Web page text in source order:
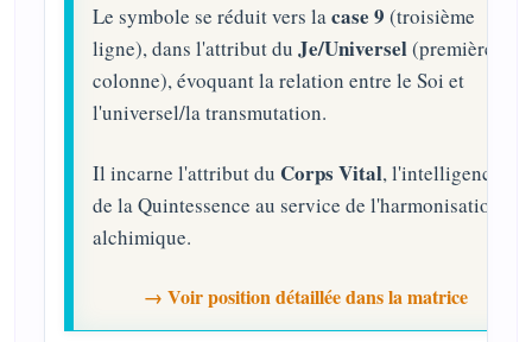
Le symbole se réduit vers lacase 9 (troisième
ligne), dans l'attribut du Je/Universel(première
colonne), évoquant la relation entre le Soi et
l'universel/la transmutation.
Il incarne l'attribut du Corps Vital, l'intelligence
de la Quintessence au service de l'harmonisation
alchimique.
→ Voir position détaillée dans la matrice